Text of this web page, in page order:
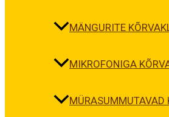
MÄNGURITE
MIKROFONIGA
MÜRASUMMUTAVAD